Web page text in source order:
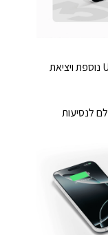
מגיע עם כבל USB-C מובנה, יציאת USB-C נוספת ויציאת
לנסיעות